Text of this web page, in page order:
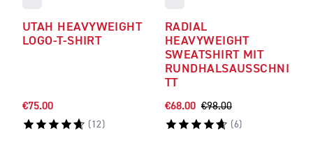
UTAH HEAVYWEIGHT
LOGO-T-SHIRT
€75.00
( 12)
RADIAL
HEAVYWEIGHT
SWEATSHIRT MIT
RUNDHALSAUSSCHNI
TT
€68.00 €98.00
(6)